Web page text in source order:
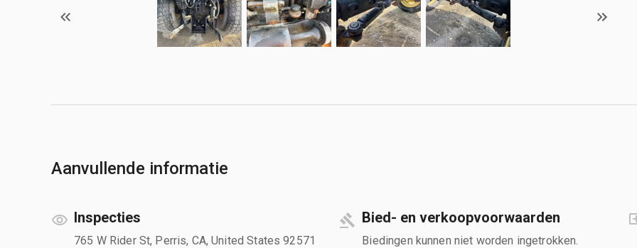
Aanvullende informatie
Inspecties
765 W Rider St, Perris, CA, United States 92571
Bied- en verkoopvoorwaarden
Biedingen kunnen niet worden ingetrokken.